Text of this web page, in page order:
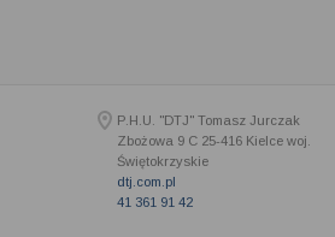
P.H.U. "DTJ" Tomasz Jurczak
Zbożowa 9 C 25-416 Kielce woj.
Świętokrzyskie
dtj.com.pl
41 361 91 42